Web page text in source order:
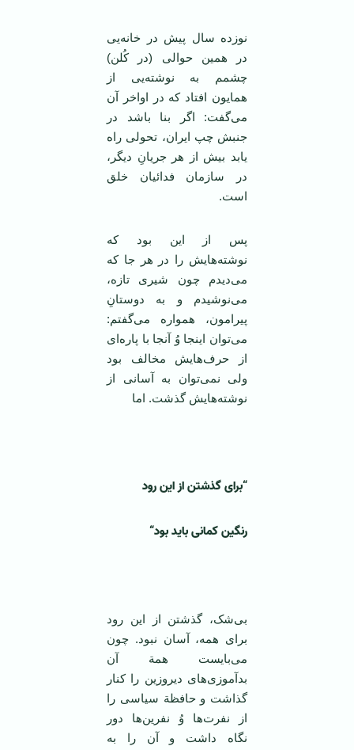
نوزده سال پیش در خانه‌یی
در همین حوالی (در کُلن)
چشمم به نوشته‌یی از
همایون افتاد که در اواخر آن
می‌گفت: اگر بنا باشد در
جنبش چپ ایران، تحولی راه
یابد بیش از هر جریانِ دیگر،
در سازمان فدائیان خلق
است.
پس از این بود که
نوشته‌هایش را در هر جا که
می‌دیدم چون شیری تازه،
می‌نوشیدم و به دوستانِ
پیرامون، همواره می‌گفتم:
می‌توان اینجا وُ آنجا با پاره‌ای
از حرف‌هایش مخالف بود
ولی نمی‌توان به آسانی از
نوشته‌هایش گذشت. اما
“برای گذشتن از این رود
رنگین کمانی باید بود“
بی‌شک، گذشتن از این رود
برای همه، آسان نبود. چون
می‌بایست همة آن
بدآموزی‌های دیروزین را کنار
گذاشت و حافظة سیاسی را
از نفرت‌ها وُ نفرین‌ها دور
نگاه داشت و آن را به